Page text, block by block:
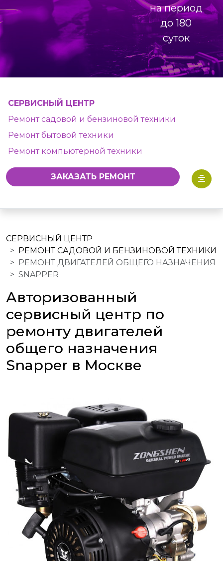
на период
до 180
суток
СЕРВИСНЫЙ ЦЕНТР
Ремонт садовой и бензиновой техники
Ремонт бытовой техники
Ремонт компьютерной техники
ЗАКАЗАТЬ РЕМОНТ
СЕРВИСНЫЙ ЦЕНТР
РЕМОНТ САДОВОЙ И БЕНЗИНОВОЙ ТЕХНИКИ
РЕМОНТ ДВИГАТЕЛЕЙ ОБЩЕГО НАЗНАЧЕНИЯ
SNAPPER
Авторизованный
сервисный центр по
ремонту двигателей
общего назначения
Snapper в Москве